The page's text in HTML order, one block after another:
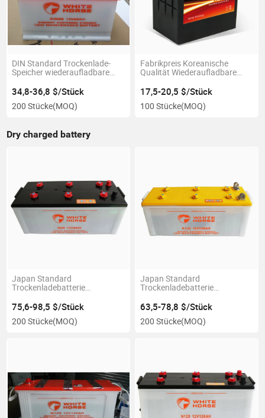
DIN Standard Trockenlade-
Speicher wiederaufladbare
34,8-36,8 $/Stück
200 Stücke(MOQ)
Fabrikpreis Koreanische
Qualität Wiederaufladbare
12V 40ah
17,5-20,5 $/Stück
100 Stücke(MOQ)
Dry charged battery
Japan Standard
Trockenladebatterie
75,6-98,5 $/Stück
200 Stücke(MOQ)
Japan Standard
Trockenladebatterie
63,5-78,8 $/Stück
200 Stücke(MOQ)